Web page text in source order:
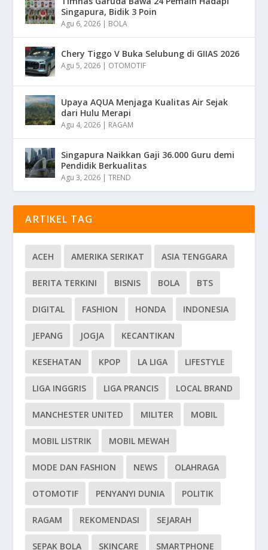
Singapura, Bidik 3 Poin
Agu 6, 2026 | BOLA
Chery Tiggo V Buka Selubung di GIIAS 2026
Agu 5, 2026 | OTOMOTIF
Upaya AQUA Menjaga Kualitas Air Sejak
dari Hulu Merapi
Agu 4, 2026 | RAGAM
Singapura Naikkan Gaji 36.000 Guru demi
Pendidik Berkualitas
Agu 3, 2026 |TREND
ARTIKEL TAG
ACEH AMERIKA SERIKAT ASIA TENGGARA
BERITA TERKINI BISNIS BOLA BTS
DIGITAL FASHION HONDA INDONESIA
JEPANG JOGJA KECANTIKAN
KESEHATAN KPOP LA LIGA LIFESTYLE
LIGA INGGRIS LIGA PRANCIS LOCAL BRAND
MANCHESTER UNITED MILITER MOBIL
MOBIL LISTRIK MOBIL MEWAH
MODE DAN FASHION NEWS OLAHRAGA
OTOMOTIF PENYANYI DUNIA POLITIK
RAGAM REKOMENDASI SEJARAH
SEPAK BOLA SKINCARE SMARTPHONE